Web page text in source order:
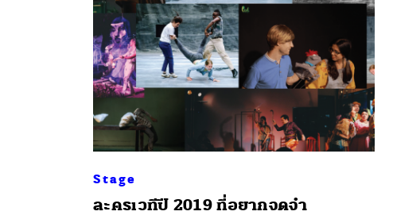
Stage
ละครเวทีปี 2019 ที่อยากจดจำ